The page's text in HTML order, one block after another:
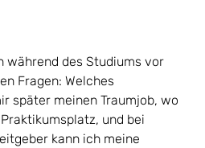
während des Studiums vor
Fragen: Welches
später meinen Traumjob, wo
und bei
kann ich meine